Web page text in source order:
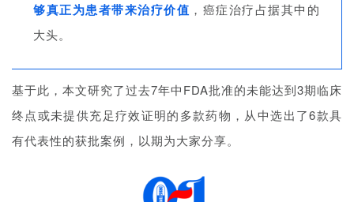
够真正为患者带来治疗价值 ，癌症治疗占据其中的
大头。
基于此，本文研究了过去7年中FDA批准的未能达到3期临床
终点或未提供充足疗效证明的多款药物，从中选出了6款具
有代表性的获批案例，以期为大家分享。